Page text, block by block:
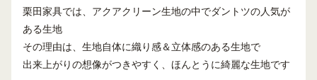
栗田家具では、アクアクリーン生地の中でダントツの人気が
ある生地
その理由は、生地自体に織り感＆立体感のある生地で
出来上がりの想像がつきやすく、ほんとうに綺麗な生地です